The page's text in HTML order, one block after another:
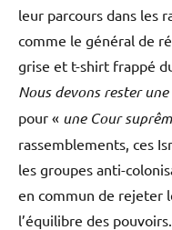
leur parcours dans les
comme le général de
grise et t-shirt frappé
Nous devons rester
pour « une Cour
rassemblements, ces
les groupes anti-
en commun de rejeter
l’équilibre des pouvoirs.